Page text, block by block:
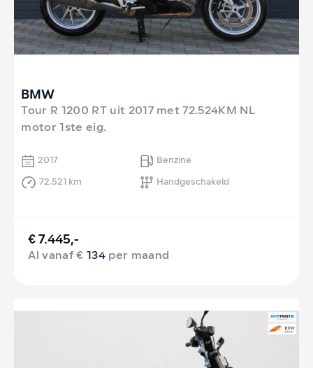
BMW
Tour R 1200 RT uit 2017 met 72.524KM NL
motor 1ste eig.
2017
Benzine
72.521 km
Handgeschakeld
€ 7.445,-
Al vanaf €134 per maand